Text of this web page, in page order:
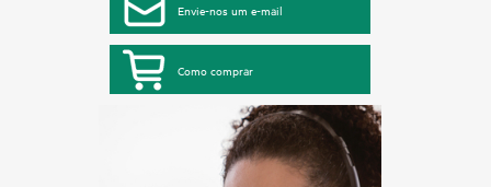
Envie-nos um e-mail
Como comprar